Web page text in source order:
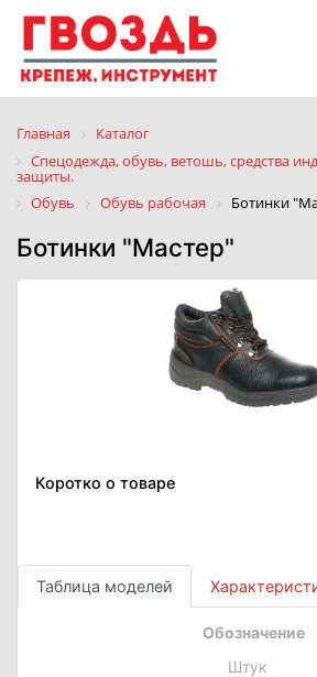
Главная
Каталог
Спецодежда, обувь, ветошь, средства
защиты.
Обувь
Обувь рабочая Ботинки
Ботинки "Мастер"
Коротко о товаре
Таблица моделей
Обозначение
Штук